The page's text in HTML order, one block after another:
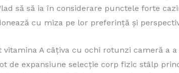
să să ia în considerare punctele forte
cu miza pe lor preferință și
vitamina A câțiva cu ochi rotunzi cameră a
de expansiune selecție corp fizic stâlp